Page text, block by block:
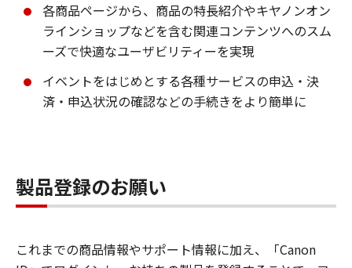
各商品ページから、商品の特長紹介やキヤノンオン
ラインショップなどを含む関連コンテンツへのスム
ーズで快適なユーザビリティーを実現
イベントをはじめとする各種サービスの申込・決
済・申込状況の確認などの手続きをより簡単に
製品登録のお願い
これまでの商品情報やサポート情報に加え、「Canon